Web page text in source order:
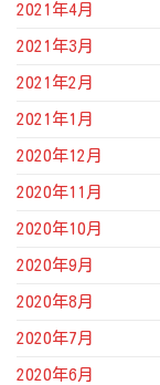
2021年4月
2021年3月
2021年2月
2021年1月
2020年12月
2020年11月
2020年10月
2020年9月
2020年8月
2020年7月
2020年6月